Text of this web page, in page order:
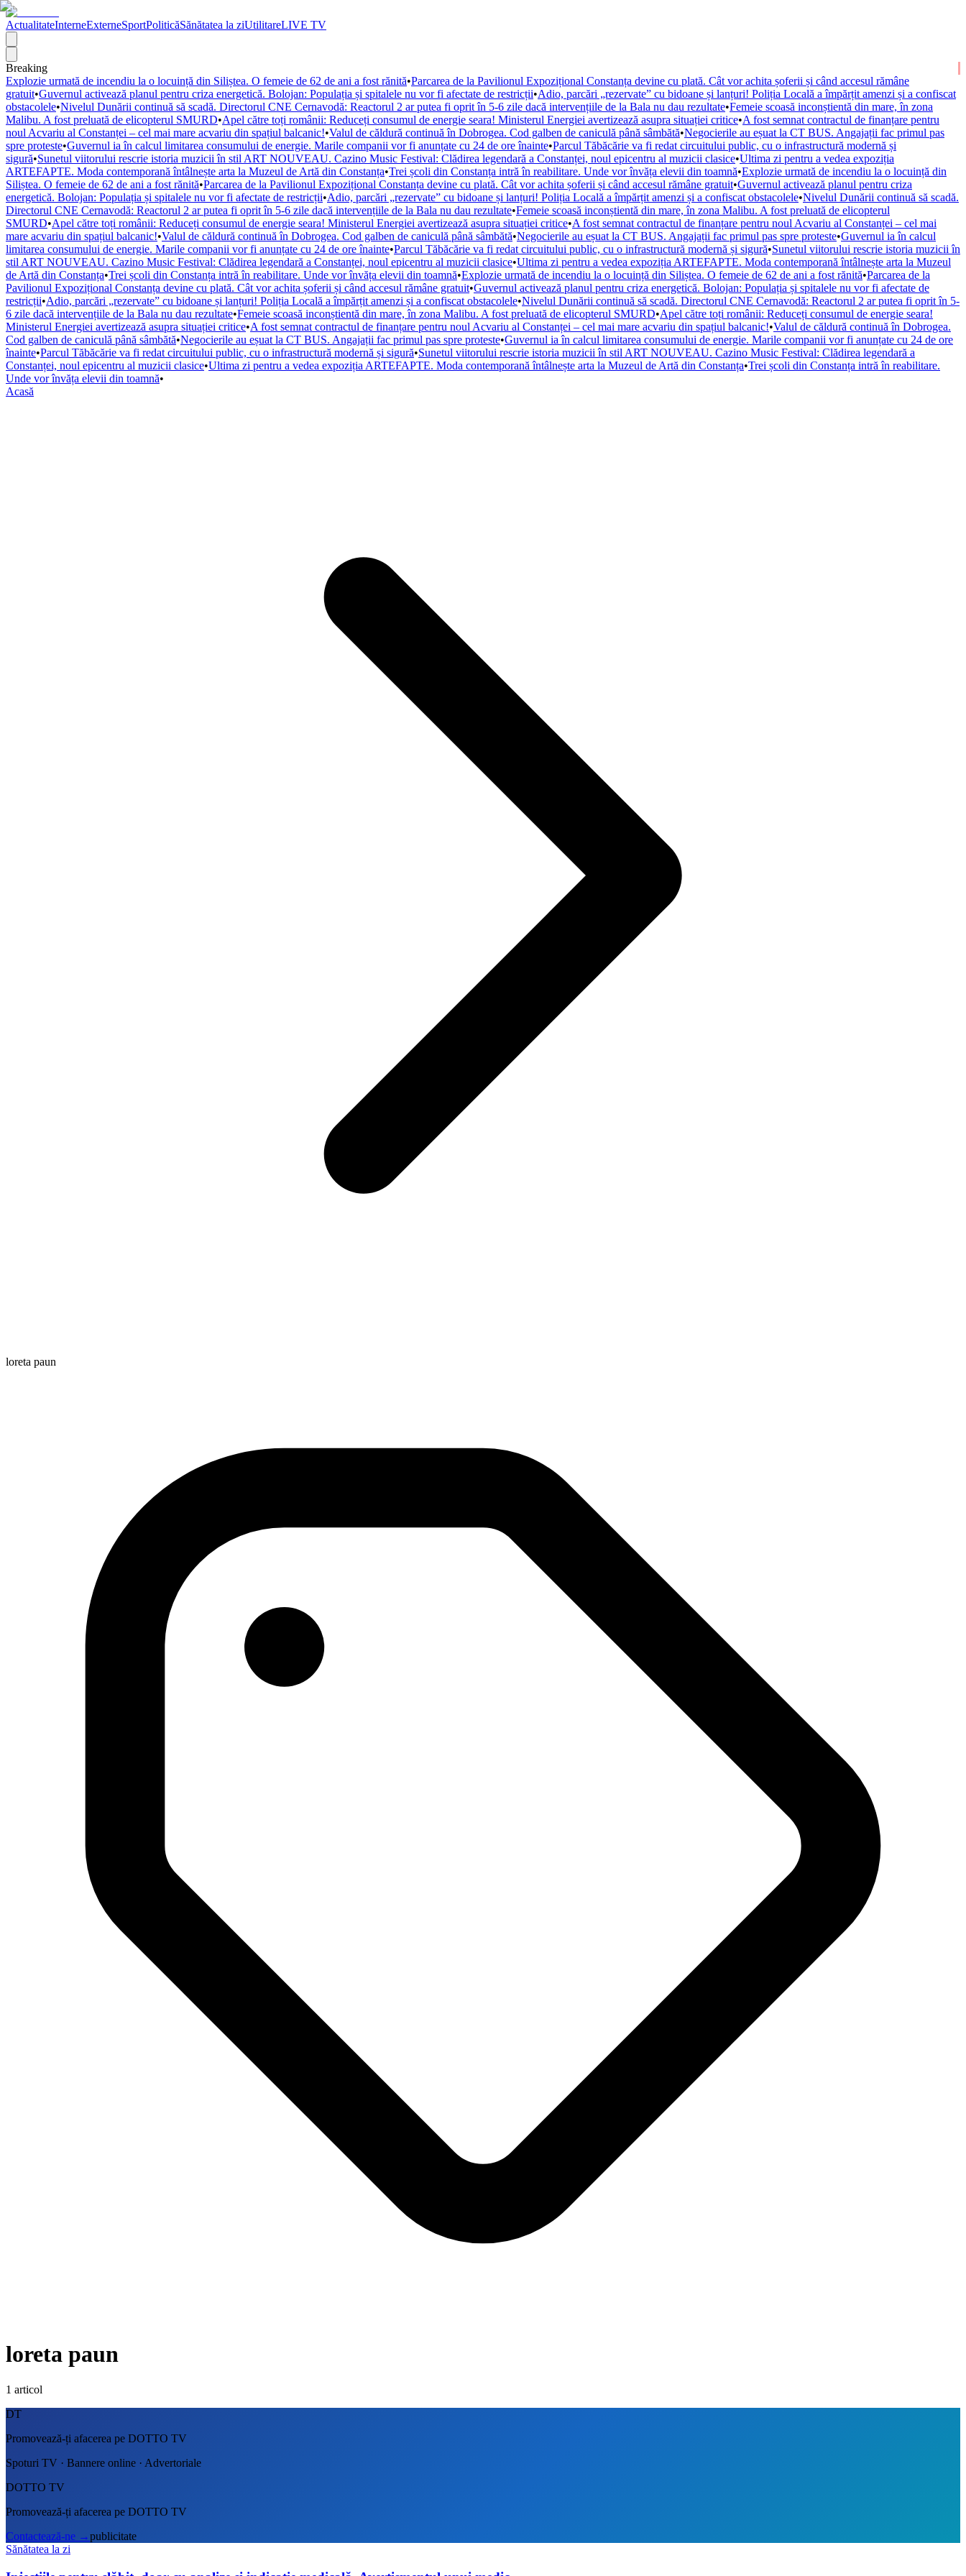
ActualitateInterneExterneSportPoliticăSănătatea la ziUtilitareLIVE TV
Breaking
Explozie urmată de incendiu la o locuință din Siliștea. O femeie de 62 de ani a fost rănită•Parcarea de la Pavilionul Expozițional Constanța devine cu plată. Cât vor achita șoferii și când accesul rămâne
gratuit•Guvernul activează planul pentru criza energetică. Bolojan: Populația și spitalele nu vor fi afectate de restricții•Adio, parcări „rezervate” cu bidoane și lanțuri! Poliția Locală a împărțit amenzi și a confiscat
obstacolele•Nivelul Dunării continuă să scadă. Directorul CNE Cernavodă: Reactorul 2 ar putea fi oprit în 5-6 zile dacă intervențiile de la Bala nu dau rezultate•Femeie scoasă inconștientă din mare, în zona
Malibu. A fost preluată de elicopterul SMURD•Apel către toți românii: Reduceți consumul de energie seara! Ministerul Energiei avertizează asupra situației critice•A fost semnat contractul de finanțare pentru
noul Acvariu al Constanței – cel mai mare acvariu din spațiul balcanic!•Valul de căldură continuă în Dobrogea. Cod galben de caniculă până sâmbătă•Negocierile au eșuat la CT BUS. Angajații fac primul pas
spre proteste•Guvernul ia în calcul limitarea consumului de energie. Marile companii vor fi anunțate cu 24 de ore înainte•Parcul Tăbăcărie va fi redat circuitului public, cu o infrastructură modernă și
sigură•Sunetul viitorului rescrie istoria muzicii în stil ART NOUVEAU. Cazino Music Festival: Clădirea legendară a Constanței, noul epicentru al muzicii clasice•Ultima zi pentru a vedea expoziția
ARTEFAPTE. Moda contemporană întâlnește arta la Muzeul de Artă din Constanța•Trei școli din Constanța intră în reabilitare. Unde vor învăța elevii din toamnă•Explozie urmată de incendiu la o locuință din
Siliștea. O femeie de 62 de ani a fost rănită•Parcarea de la Pavilionul Expozițional Constanța devine cu plată. Cât vor achita șoferii și când accesul rămâne gratuit•Guvernul activează planul pentru criza
energetică. Bolojan: Populația și spitalele nu vor fi afectate de restricții•Adio, parcări „rezervate” cu bidoane și lanțuri! Poliția Locală a împărțit amenzi și a confiscat obstacolele•Nivelul Dunării continuă să scadă.
Directorul CNE Cernavodă: Reactorul 2 ar putea fi oprit în 5-6 zile dacă intervențiile de la Bala nu dau rezultate•Femeie scoasă inconștientă din mare, în zona Malibu. A fost preluată de elicopterul
SMURD•Apel către toți românii: Reduceți consumul de energie seara! Ministerul Energiei avertizează asupra situației critice•A fost semnat contractul de finanțare pentru noul Acvariu al Constanței – cel mai
mare acvariu din spațiul balcanic!•Valul de căldură continuă în Dobrogea. Cod galben de caniculă până sâmbătă•Negocierile au eșuat la CT BUS. Angajații fac primul pas spre proteste•Guvernul ia în calcul
limitarea consumului de energie. Marile companii vor fi anunțate cu 24 de ore înainte•Parcul Tăbăcărie va fi redat circuitului public, cu o infrastructură modernă și sigură•Sunetul viitorului rescrie istoria muzicii în
stil ART NOUVEAU. Cazino Music Festival: Clădirea legendară a Constanței, noul epicentru al muzicii clasice•Ultima zi pentru a vedea expoziția ARTEFAPTE. Moda contemporană întâlnește arta la Muzeul
de Artă din Constanța•Trei școli din Constanța intră în reabilitare. Unde vor învăța elevii din toamnă•Explozie urmată de incendiu la o locuință din Siliștea. O femeie de 62 de ani a fost rănită•Parcarea de la
Pavilionul Expozițional Constanța devine cu plată. Cât vor achita șoferii și când accesul rămâne gratuit•Guvernul activează planul pentru criza energetică. Bolojan: Populația și spitalele nu vor fi afectate de
restricții•Adio, parcări „rezervate” cu bidoane și lanțuri! Poliția Locală a împărțit amenzi și a confiscat obstacolele•Nivelul Dunării continuă să scadă. Directorul CNE Cernavodă: Reactorul 2 ar putea fi oprit în 5-
6 zile dacă intervențiile de la Bala nu dau rezultate•Femeie scoasă inconștientă din mare, în zona Malibu. A fost preluată de elicopterul SMURD•Apel către toți românii: Reduceți consumul de energie seara!
Ministerul Energiei avertizează asupra situației critice•A fost semnat contractul de finanțare pentru noul Acvariu al Constanței – cel mai mare acvariu din spațiul balcanic!•Valul de căldură continuă în Dobrogea.
Cod galben de caniculă până sâmbătă•Negocierile au eșuat la CT BUS. Angajații fac primul pas spre proteste•Guvernul ia în calcul limitarea consumului de energie. Marile companii vor fi anunțate cu 24 de ore
înainte•Parcul Tăbăcărie va fi redat circuitului public, cu o infrastructură modernă și sigură•Sunetul viitorului rescrie istoria muzicii în stil ART NOUVEAU. Cazino Music Festival: Clădirea legendară a
Constanței, noul epicentru al muzicii clasice•Ultima zi pentru a vedea expoziția ARTEFAPTE. Moda contemporană întâlnește arta la Muzeul de Artă din Constanța•Trei școli din Constanța intră în reabilitare.
Unde vor învăța elevii din toamnă•
Acasă
loreta paun
loreta paun
1 articol
DT
Promovează-ți afacerea pe DOTTO TV
Spoturi TV · Bannere online · Advertoriale
DOTTO TV
Promovează-ți afacerea pe DOTTO TV
Contactează-ne →publicitate
Sănătatea la zi